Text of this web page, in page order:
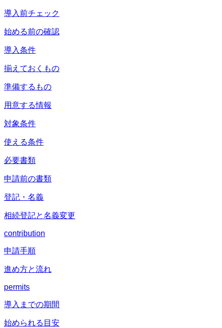
導入前チェック
始める前の確認
導入条件
揃えておくもの
準備するもの
用意する情報
対象条件
使える条件
必要書類
申請前の書類
登記・名義
相続登記と名義変更
contribution
申請手順
進め方と流れ
permits
導入までの期間
始められる目安